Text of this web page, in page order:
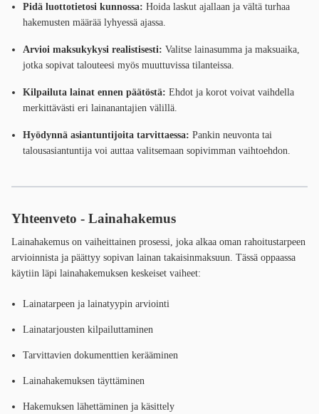
Pidä luottotietosi kunnossa: Hoida laskut ajallaan ja vältä turhaa
hakemusten määrää lyhyessä ajassa.
Arvioi maksukykysi realistisesti: Valitse lainasumma ja maksuaika,
jotka sopivat talouteesi myös muuttuvissa tilanteissa.
Kilpailuta lainat ennen päätöstä: Ehdot ja korot voivat vaihdella
merkittävästi eri lainanantajien välillä.
Hyödynnä asiantuntijoita tarvittaessa: Pankin neuvonta tai
talousasiantuntija voi auttaa valitsemaan sopivimman vaihtoehdon.
Yhteenveto - Lainahakemus
Lainahakemus on vaiheittainen prosessi, joka alkaa oman rahoitustarpeen
arvioinnista ja päättyy sopivan lainan takaisinmaksuun. Tässä oppaassa
käytiin läpi lainahakemuksen keskeiset vaiheet:
Lainatarpeen ja lainatyypin arviointi
Lainatarjousten kilpailuttaminen
Tarvittavien dokumenttien kerääminen
Lainahakemuksen täyttäminen
Hakemuksen lähettäminen ja käsittely